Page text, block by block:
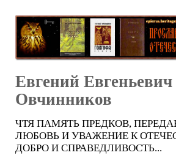
Евгений Евгеньевич
Овчинников
ЧТЯ ПАМЯТЬ ПРЕДКОВ,
ЛЮБОВЬ И УВАЖЕНИЕ К
ДОБРО И СПРАВЕДЛИВОСТЬ...